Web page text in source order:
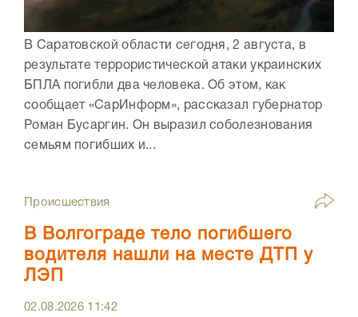
В Саратовской области сегодня, 2 августа, в
результате террористической атаки украинских
БПЛА погибли два человека. Об этом, как
сообщает «СарИнформ», рассказал губернатор
Роман Бусаргин. Он выразил соболезнования
семьям погибших и...
Происшествия
В Волгограде тело погибшего
водителя нашли на месте ДТП у
ЛЭП
02.08.2026 11:42